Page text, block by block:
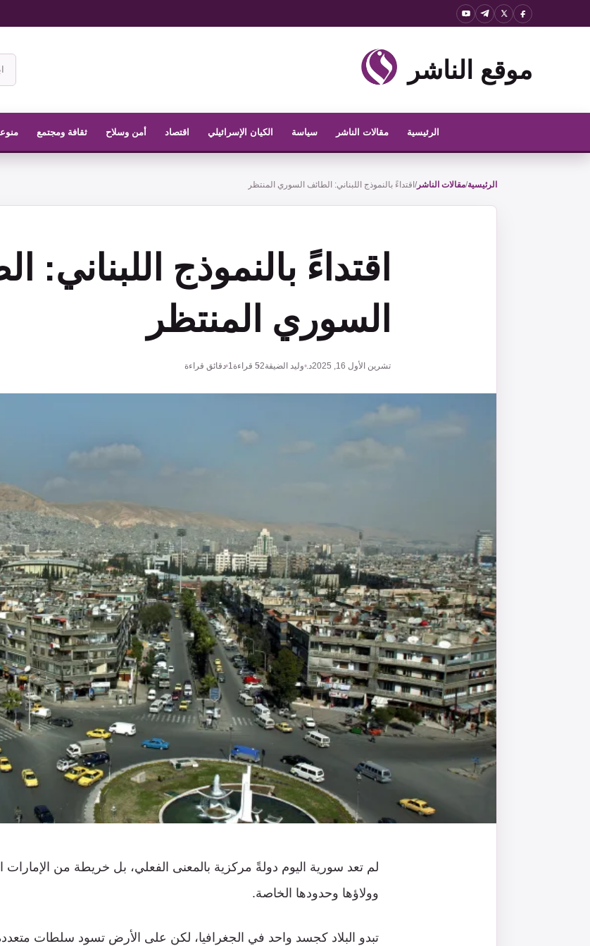
موقع الناشر
في
الرئيسية مقالات الناشر سياسة الكيان الإسرائيلي اقتصاد أمن وسلاح ثقافة ومجتمع
الرئيسية/مقالات الناشر/ اقتداءً بالنموذج اللبناني: الطائف السوري المنتظر
اقتداءً بالنموذج اللبناني:
السوري المنتظر
تشرين الأول 16, 2025 د. وليد الضيقة52 قراءة1 دقائق قراءة
لم تعد سورية اليوم دولةً مركزية بالمعنى الفعلي، بل خريطة من الإمارات
وولاؤها وحدودها الخاصة.
تبدو البلاد كجسد واحد في الجغرافيا، لكن على الأرض تسود سلطات